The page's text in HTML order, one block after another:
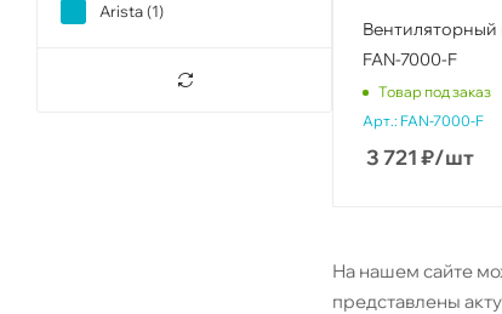
Вентиляторный
FAN-7000-F
Товар под заказ
Арт.: FAN-7000-F
3 721₽/шт
На нашем сайте
представлены
Arista (1)